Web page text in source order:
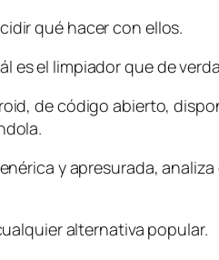
qué hacer con ellos.
es el limpiador que de
de código abierto,
y apresurada,
alternativa popular.